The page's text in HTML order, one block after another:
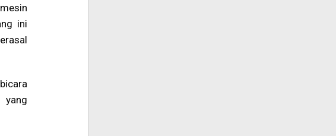
ini
yang